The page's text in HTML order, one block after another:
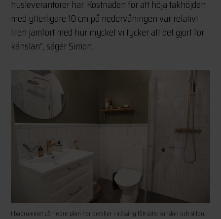
husleverantörer har. Kostnaden för att höja takhöjden
med ytterligare 10 cm på nedervåningen var relativt
liten jämfört med hur mycket vi tycker att det gjort för
känslan”, säger Simon.
I badrummet på nedre plan har detaljer i mässing fått sätta känslan och stilen.